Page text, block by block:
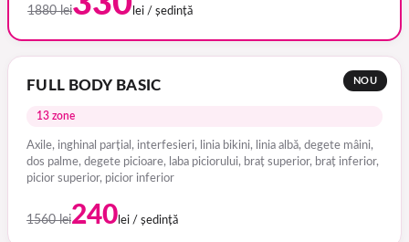
1880 lei lei / ședință
NOU
FULL BODY BASIC
13 zone
Axile, inghinal parțial, interfesieri, linia bikini, linia albă, degete mâini,
dos palme, degete picioare, laba piciorului, braț superior, braț inferior,
picior superior, picior inferior
1560 lei240 lei / ședință